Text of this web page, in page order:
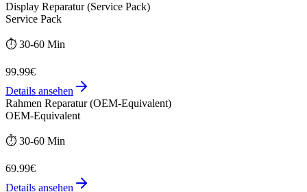
Display Reparatur (Service Pack)
Service Pack
⏱️ 30-60 Min
99.99€
Details ansehen
Rahmen Reparatur (OEM-Equivalent)
OEM-Equivalent
⏱️ 30-60 Min
69.99€
Details ansehen